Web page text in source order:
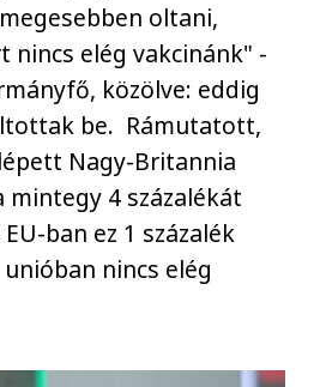
oltani,
nincs elég vakcinánk" -
közölve: eddig
be. Rámutatott,
Nagy-Britannia
mintegy 4 százalékát
ban ez 1 százalék
nincs elég